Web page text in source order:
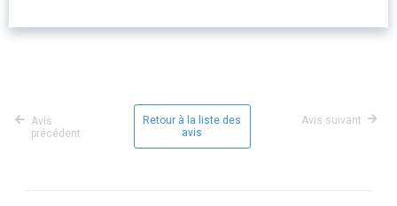
Avis
précédent
Retour à la liste des
avis
Avis suivant